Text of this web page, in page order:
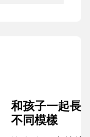
懂父親的